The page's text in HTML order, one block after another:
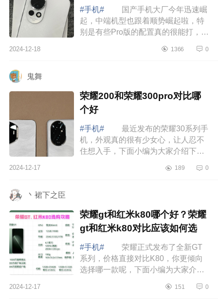
#手机#
国产手机大厂今年迅速崛
起，中端机型也跟着顺势崛起啦，特
别是有些Pro版的配置真的很能打，下
价比高吗?华为nova13和nova13pro哪
2024-12-18 1366 0
鬼舞
荣耀200和荣耀300pro对比哪
个好
#手机#
最近发布的荣耀30系列手
机，外观真的很有少女心，让人忍不
住想入手，下面小编为大家介绍下荣
荣耀200和荣耀300pro对比哪个
2024-12-17 189 0
丶裙下之臣
荣耀gt和红米k80哪个好？荣耀
gt和红米k80对比应该如何选
#手机#
荣耀正式发布了全新GT
系列，价格直接对比K80，你更倾向
选择哪一款呢，下面小编为大家介绍
红米k80对比应该如何选 荣耀gt和
2024-12-17 151 0